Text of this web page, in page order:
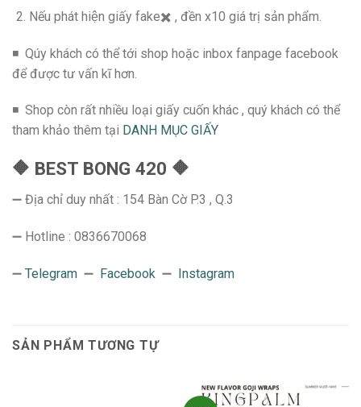
Nếu phát hiện giấy fake✖️ , đền x10 giá trị sản phẩm.
◾ Qúy khách có thể tới shop hoặc inbox fanpage facebook
để được tư vấn kĩ hơn.
◾ Shop còn rất nhiều loại giấy cuốn khác , quý khách có thể
tham khảo thêm tại DANH MỤC GIẤY
🔶 BEST BONG 420 🔶
➖ Địa chỉ duy nhất : 154 Bàn Cờ P.3 , Q.3
➖ Hotline : 0836670068
➖ Telegram ➖ Facebook ➖ Instagram
SẢN PHẨM TƯƠNG TỰ